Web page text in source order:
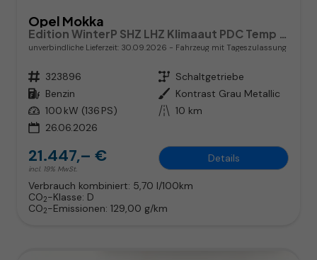
Opel Mokka
unverbindliche Lieferzeit: 30.09.2026 Fahrzeug mit Tageszulassung
Fahrzeugnr. 323896 Getriebe Schaltgetriebe
Kraftstoff Benzin Außenfarbe Kontrast Grau Metallic
Leistung 100 kW (136 PS) Kilometerstand 10 km
26.06.2026
21.447,– €
incl. 19% MwSt.
Details
Verbrauch kombiniert: 5,70 l/100km
CO2-Klasse: D
CO2-Emissionen: 129,00 g/km